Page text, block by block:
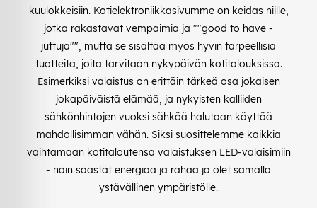
kuulokkeisiin. Kotielektroniikkasivumme on keidas niille,
jotka rakastavat vempaimia ja ""good to have -
juttuja"", mutta se sisältää myös hyvin tarpeellisia
tuotteita, joita tarvitaan nykypäivän kotitalouksissa.
Esimerkiksi valaistus on erittäin tärkeä osa jokaisen
jokapäiväistä elämää, ja nykyisten kalliiden
sähkönhintojen vuoksi sähköä halutaan käyttää
mahdollisimman vähän. Siksi suosittelemme kaikkia
vaihtamaan kotitaloutensa valaistuksen LED-valaisimiin
- näin säästät energiaa ja rahaa ja olet samalla
ystävällinen ympäristölle.